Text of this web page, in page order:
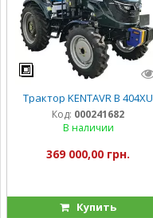
Трактор KENTAVR B 404XU
Код: 000241682
В наличии
369 000,00 грн.
Купить